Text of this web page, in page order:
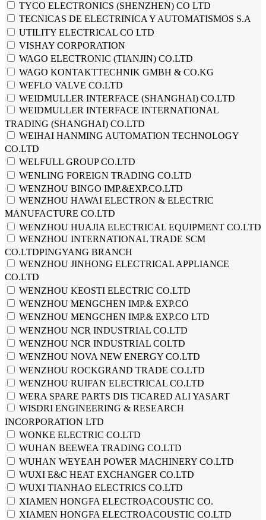
TYCO ELECTRONICS (SHENZHEN) CO LTD
TЕCNICAS DE ELECTRINICA Y AUTOMATISMOS S.A
UTILITY ELECTRICAL CO LTD
VISHAY CORPORATION
WAGO ELECTRONIC (TIANJIN) CO.LTD
WAGO KONTAKTTECHNIK GMBH & CO.KG
WEFLO VALVE CO.LTD
WEIDMULLER INTERFACE (SHANGHAI) CO.LTD
WEIDMULLER INTERFACE INTERNATIONAL
TRADING (SHANGHAI) CO.LTD
WEIHAI HANMING AUTOMATION TECHNOLOGY
CO.LTD
WELFULL GROUP CO.LTD
WENLING FOREIGN TRADING CO.LTD
WENZHOU BINGO IMP.&EXP.CO.LTD
WENZHOU HAWAI ELECTRON & ELECTRIC
MANUFACTURE CO.LTD
WENZHOU HUAJIA ELECTRICAL EQUIPMENT CO.LTD
WENZHOU INTERNATIONAL TRADE SCM
CO.LTDPINGYANG BRANCH
WENZHOU JINHONG ELECTRICAL APPLIANCE
CO.LTD
WENZHOU KEOSTI ELECTRIC CO.LTD
WENZHOU MENGCHEN IMP.& EXP.CO
WENZHOU MENGCHEN IMP.& EXP.CO LTD
WENZHOU NCR INDUSTRIAL CO.LTD
WENZHOU NCR INDUSTRIAL COLTD
WENZHOU NOVA NEW ENERGY CO.LTD
WENZHOU ROCKGRAND TRADE CO.LTD
WENZHOU RUIFAN ELECTRICAL CO.LTD
WERA SPARE PARTS DIS TICARED ALI YASART
WISDRI ENGINEERING & RESEARCH
INCORPORATION LTD
WONKE ELECTRIC CO.LTD
WUHAN BEEWEA TRADING CO.LTD
WUHAN WEYEAH POWER MACHINERY CO.LTD
WUXI E&C HEAT EXCHANGER CO.LTD
WUXI TIANHAO ELECTRICS CO.LTD
XIAMEN HONGFA ELECTROACOUSTIC CO.
XIAMEN HONGFA ELECTROACOUSTIC CO.LTD